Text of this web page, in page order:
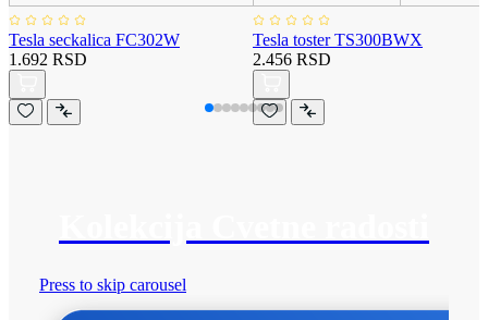
Tesla seckalica FC302W
1.692 RSD
Tesla toster TS300BWX
2.456 RSD
Press to skip carousel